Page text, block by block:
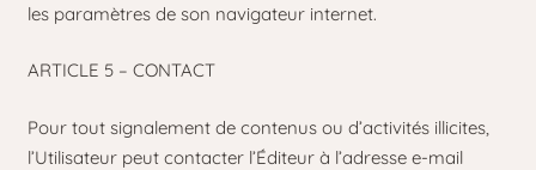
les paramètres de son navigateur internet.
ARTICLE 5 – CONTACT
Pour tout signalement de contenus ou d’activités illicites,
l’Utilisateur peut contacter l’Éditeur à l’adresse e-mail